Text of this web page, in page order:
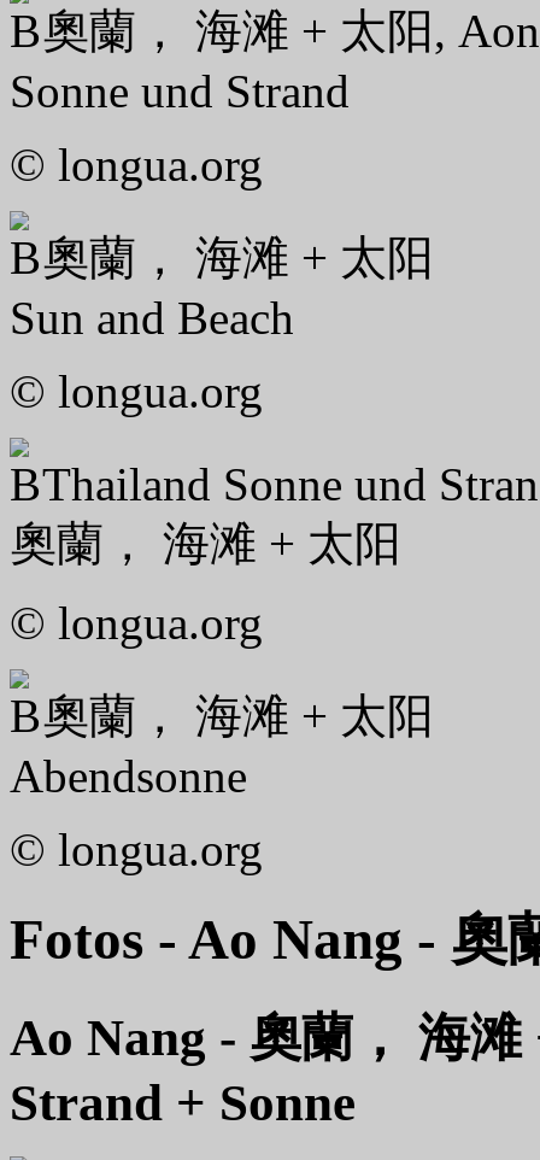
奧蘭， 海滩 + 太阳,
Sonne und Strand
© longua.org
奧蘭， 海滩 + 太阳
Sun and Beach
© longua.org
Thailand Sonne und
奧蘭， 海滩 + 太阳
© longua.org
奧蘭， 海滩 + 太阳
Abendsonne
© longua.org
Fotos - Ao Nang - 奧
Ao Nang - 奧蘭， 海滩
Strand + Sonne